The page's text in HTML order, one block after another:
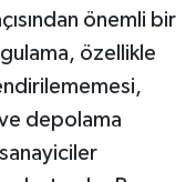
önemli bir
özellikle
depolama